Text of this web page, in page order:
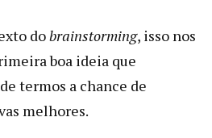
dobrainstorming, isso nos
boa ideia que
termos a chance de
melhores.